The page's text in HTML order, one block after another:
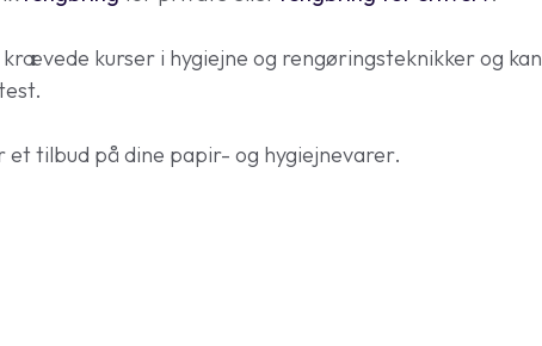
kurser i hygiejne og rengøringsteknikker og kan
et tilbud på dine papir- og hygiejnevarer.